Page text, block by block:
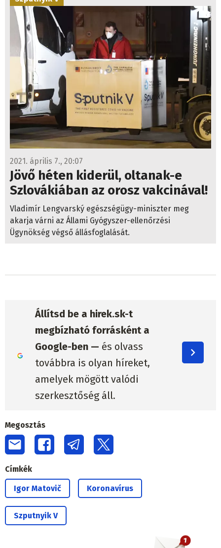
2021. április 7., 20:07
Jövő héten kiderül, oltanak-e
Szlovákiában az orosz vakcinával!
Vladimír Lengvarský egészségügy-miniszter meg
akarja várni az Állami Gyógyszer-ellenőrzési
Ügynökség végső állásfoglalását.
Állítsd be a hirek.sk-t
megbízható forrásként a
Google-ben — és olvass
továbbra is olyan híreket,
amelyek mögött valódi
szerkesztőség áll.
Megosztás
Címkék
Igor Matovič Koronavírus
Szputnyik V